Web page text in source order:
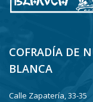
COFRADÍA DE
BLANCA
Calle Zapatería, 33-35